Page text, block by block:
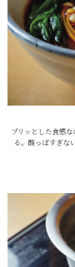
プリッとした食感
る。酸っぱすぎな